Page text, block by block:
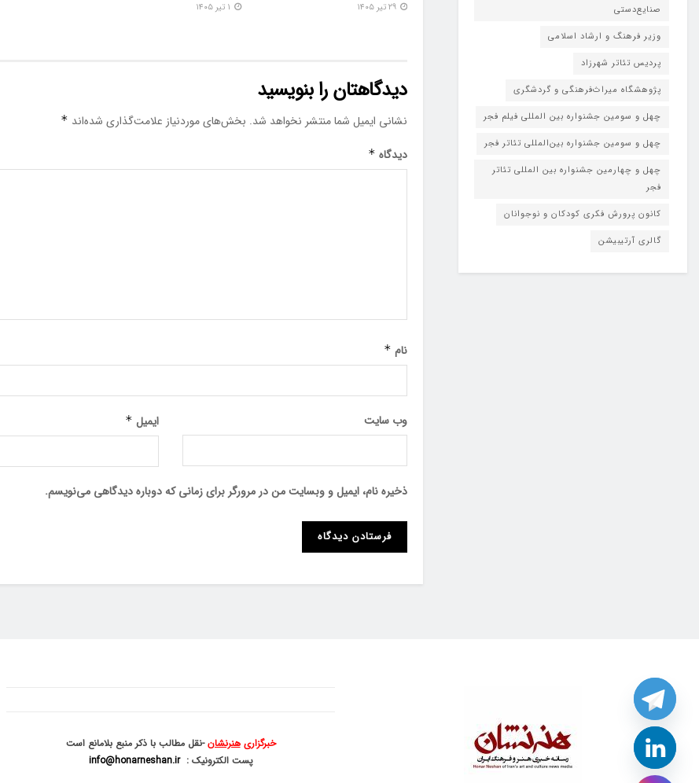
دیدگاهتان را بنویسید
نشانی ایمیل شما منتشر نخواهد شد. بخش‌های موردنیاز علامت‌گذاری شده‌اند *
دیدگاه *
نام *
ایمیل * وب‌ سایت
ذخیره نام، ایمیل و وبسایت من در مرورگر برای زمانی که دوباره دیدگاهی می‌نویسم.
صنایع‌دستی
وزیر فرهنگ و ارشاد اسلامی
پردیس تئاتر شهرزاد
پژوهشگاه میراث‌فرهنگی و گردشگری
چهل و سومین جشنواره بین المللی فیلم فجر
چهل و سومین جشنواره بین‌المللی تئاتر فجر
چهل و چهارمین جشنواره بین المللی تئاتر
فجر
کانون پرورش فکری کودکان و نوجوانان
گالری آرتیبیشن
خبرگزاریهنرنشان-نقل مطالب با ذکر منبع بلامانع است
پست الکترونیک :info@honarneshan.ir